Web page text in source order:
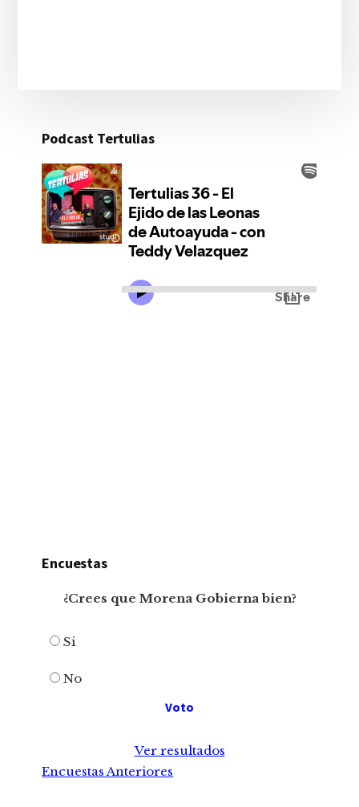
Podcast Tertulias
Encuestas
¿Crees que Morena Gobierna bien?
Si
No
Ver resultados
Encuestas Anteriores